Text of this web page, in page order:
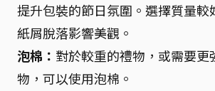
提升包裝的節日氛圍。選擇質量較
紙屑脫落影響美觀。
泡棉： 對於較重的禮物，或需要更
物，可以使用泡棉。